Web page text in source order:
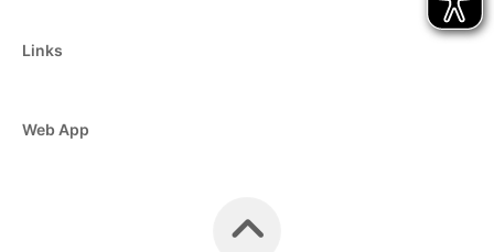
Links
Web App